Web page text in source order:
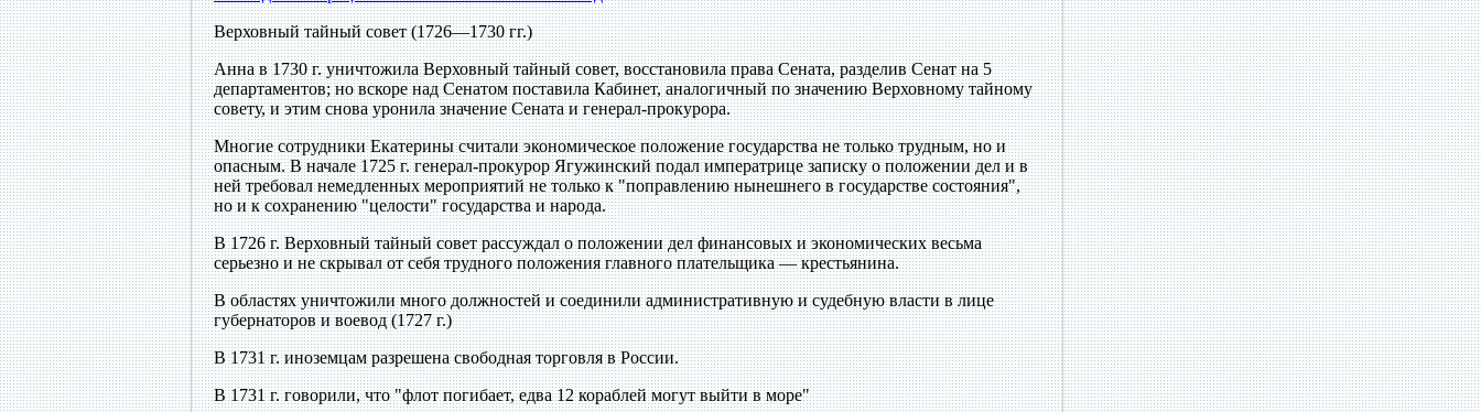
Верховный тайный совет (1726—1730 гг.)
Анна в 1730 г. уничтожила Верховный тайный совет, восстановила права Сената, разделив Сенат на 5
департаментов; но вскоре над Сенатом поставила Кабинет, аналогичный по значению Верховному тайному
совету, и этим снова уронила значение Сената и генерал-прокурора.
Многие сотрудники Екатерины считали экономическое положение государства не только трудным, но и
опасным. В начале 1725 г. генерал-прокурор Ягужинский подал императрице записку о положении дел и в
ней требовал немедленных мероприятий не только к "поправлению нынешнего в государстве состояния",
но и к сохранению "целости" государства и народа.
В 1726 г. Верховный тайный совет рассуждал о положении дел финансовых и экономических весьма
серьезно и не скрывал от себя трудного положения главного плательщика — крестьянина.
В областях уничтожили много должностей и соединили административную и судебную власти в лице
губернаторов и воевод (1727 г.)
В 1731 г. иноземцам разрешена свободная торговля в России.
В 1731 г. говорили, что "флот погибает, едва 12 кораблей могут выйти в море"